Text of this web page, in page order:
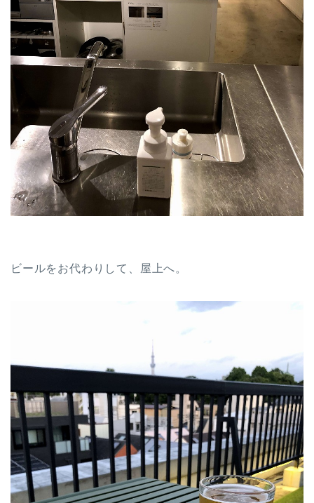
ビールをお代わりして、屋上へ。